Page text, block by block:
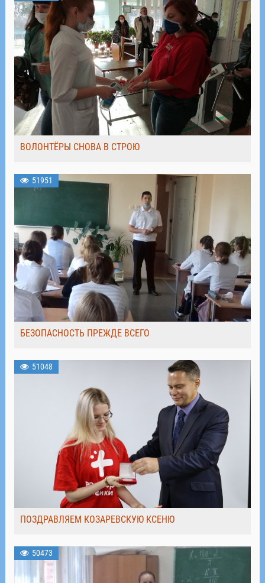
ВОЛОНТЁРЫ СНОВА В СТРОЮ
51951
БЕЗОПАСНОСТЬ ПРЕЖДЕ ВСЕГО
51048
ПОЗДРАВЛЯЕМ КОЗАРЕВСКУЮ КСЕНЮ
50473